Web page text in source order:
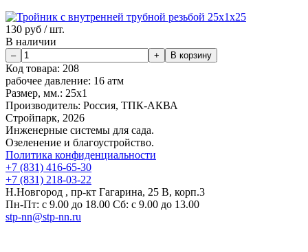
130 руб / шт.
В наличии
Код товара: 208
рабочее давление: 16 атм
Размер, мм.: 25х1
Производитель: Россия, ТПК-АКВА
Стройпарк, 2026
Инженерные системы для сада.
Озеленение и благоустройство.
Политика конфиденциальности
+7 (831) 416-65-30
+7 (831) 218-03-22
Н.Новгород , пр-кт Гагарина, 25 В, корп.3
Пн-Пт: с 9.00 до 18.00 Сб: с 9.00 до 13.00
stp-nn@stp-nn.ru